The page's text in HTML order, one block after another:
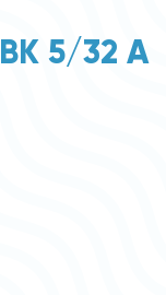
ВК 5/32 А